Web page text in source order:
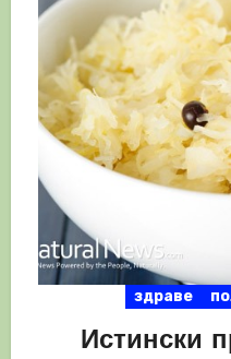
здраве
Истински